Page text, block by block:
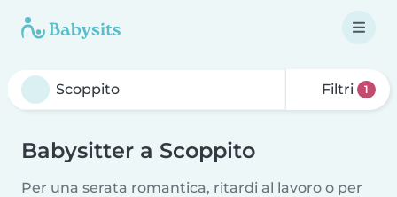
Filtri 1
Babysitter a Scoppito
Per una serata romantica, ritardi al lavoro o per